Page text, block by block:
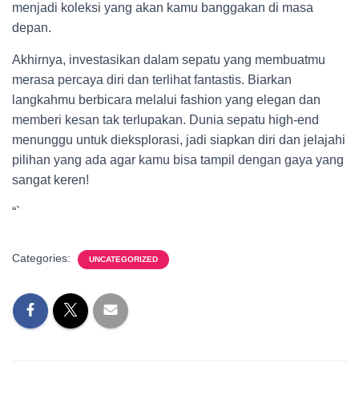
menjadi koleksi yang akan kamu banggakan di masa
depan.
Akhirnya, investasikan dalam sepatu yang membuatmu
merasa percaya diri dan terlihat fantastis. Biarkan
langkahmu berbicara melalui fashion yang elegan dan
memberi kesan tak terlupakan. Dunia sepatu high-end
menunggu untuk dieksplorasi, jadi siapkan diri dan jelajahi
pilihan yang ada agar kamu bisa tampil dengan gaya yang
sangat keren!
“`
Categories: UNCATEGORIZED